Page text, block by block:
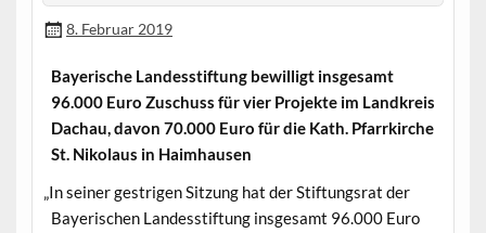
8. Februar 2019
Bay­erische Lan­dess­tiftung bewil­ligt ins­ge­samt
96.000 Euro Zuschuss für vier Pro­jek­te im Land­kreis
Dachau, davon 70.000 Euro für die Kath. Pfar­rkirche
St. Niko­laus in Haimhausen
„In sein­er gestri­gen Sitzung hat der Stiftungsrat der
Bay­erischen Lan­dess­tiftung ins­ge­samt 96.000 Euro